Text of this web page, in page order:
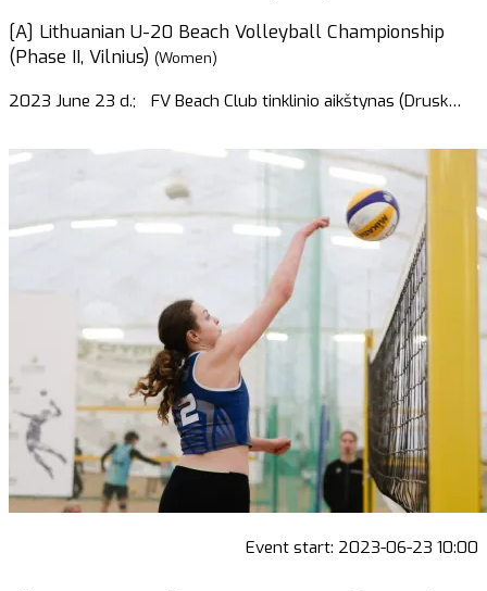
[A] Lithuanian U-20 Beach Volleyball Championship
(Phase II, Vilnius) (Women)
2023 June 23 d.; FV Beach Club tinklinio aikštynas (Drusk…
Event start: 2023-06-23 10:00